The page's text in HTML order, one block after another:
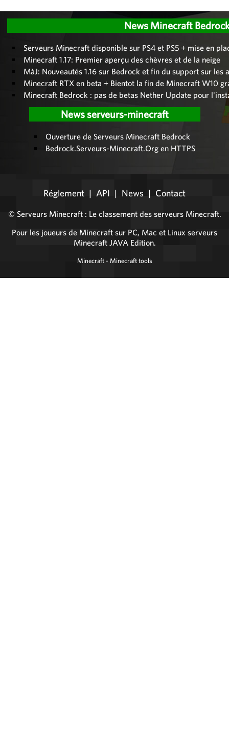
News Minecraft
Serveurs Minecraft disponible sur PS4 et PS5 + mise en
Minecraft 1.17: Premier aperçu des chèvres et de la neige
MàJ: Nouveautés 1.16 sur Bedrock et fin du support sur les
Minecraft RTX en beta + Bientot la fin de Minecraft W10
Minecraft Bedrock : pas de betas Nether Update pour
News serveurs-minecraft
Ouverture de Serveurs Minecraft Bedrock
Bedrock.Serveurs-Minecraft.Org en HTTPS
Réglement | API | News | Contact
© Serveurs Minecraft: Le classement des serveurs Minecraft.
Pour les joueurs de Minecraft sur PC, Mac et Linux serveurs
Minecraft JAVA Edition.
Minecraft- Minecraft tools